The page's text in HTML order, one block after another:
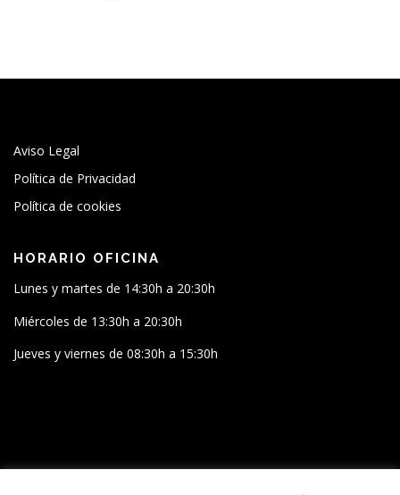
Aviso Legal
Política de Privacidad
Política de cookies
HORARIO OFICINA
Lunes y martes de 14:30h a 20:30h
Miércoles de 13:30h a 20:30h
Jueves y viernes de 08:30h a 15:30h